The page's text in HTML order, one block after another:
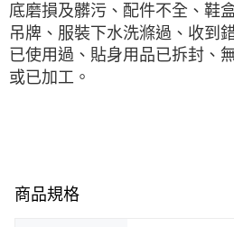
底磨損及髒污、配件不全、鞋
吊牌、服裝下水洗滌過、收到
已使用過、貼身用品已拆封、
或已加工。
商品規格